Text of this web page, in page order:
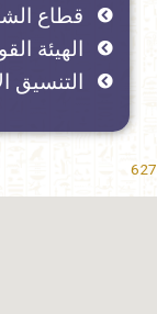
قطاع
الهيئة
التنسيق
627